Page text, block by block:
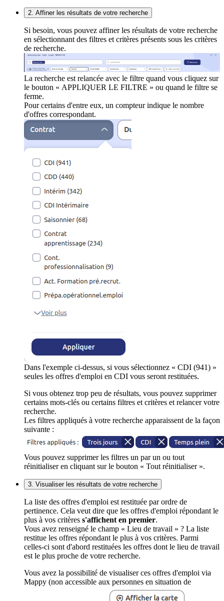
2. Affiner les résultats de votre recherche
Si besoin, vous pouvez affiner les résultats de votre recherche
en sélectionnant des filtres et critères présents sous les critères
de recherche.
La recherche est relancée avec le filtre quand vous cliquez sur
le bouton « APPLIQUER LE FILTRE » ou quand le filtre se
ferme.
Pour certains d'entre eux, un compteur indique le nombre
d'offres correspondant.
Dans l'exemple ci-dessus, si vous sélectionnez « CDI (941) »
seules les offres d'emploi en CDI vous seront restituées.
Si vous obtenez trop peu de résultats, vous pouvez supprimer
certains mots-clés ou certains filtres et critères et relancer votre
recherche.
Les filtres appliqués à votre recherche apparaissent de la façon
suivante :
Vous pouvez supprimer les filtres un par un ou tout
réinitialiser en cliquant sur le bouton « Tout réinitialiser ».
3. Visualiser les résultats de votre recherche
La liste des offres d'emploi est restituée par ordre de
pertinence. Cela veut dire que les offres d'emploi répondant le
plus à vos critères s'affichent en premier.
Vous avez renseigné le champ « Lieu de travail » ? La liste
restitue les offres répondant le plus à vos critères. Parmi
celles-ci sont d'abord restituées les offres dont le lieu de travail
est le plus proche de votre recherche.
Vous avez la possibilité de visualiser ces offres d'emploi via
Mappy (non accessible aux personnes en situation de